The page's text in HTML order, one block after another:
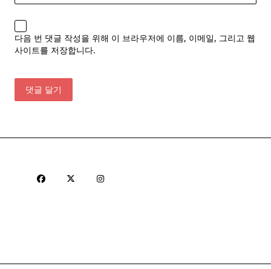
다음 번 댓글 작성을 위해 이 브라우저에 이름, 이메일, 그리고 웹
사이트를 저장합니다.